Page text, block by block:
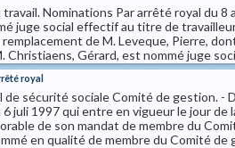
travail. Nominations Par arrêté royal du 8
juge social effectif au titre de
de M. Leveque, Pierre,
Christiaens, Gérard, est nommé juge
royal
sécurité sociale Comité de gestion. -
juli 1997 qui entre en vigueur le jour de
de son mandat de membre du
en qualité de membre du Comité